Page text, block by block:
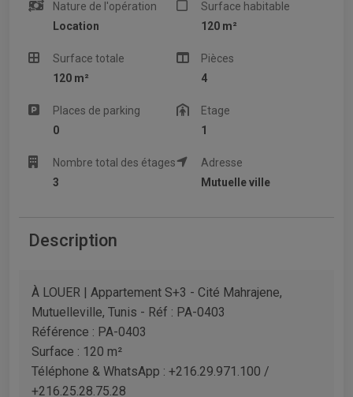
Nature de l'opération
Location
Surface habitable
120 m²
Surface totale
120 m²
Pièces
4
Places de parking
0
Etage
1
Nombre total des étages
3
Adresse
Mutuelle ville
Description
À LOUER | Appartement S+3 - Cité Mahrajene,
Mutuelleville, Tunis - Réf : PA-0403
Référence : PA-0403
Surface : 120 m²
Téléphone & WhatsApp : +216.29.971.100 /
+216.25.28.75.28